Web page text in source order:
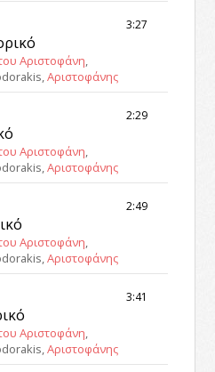
3:27
Αριστοφάνη,
Αριστοφάνης
2:29
Αριστοφάνη,
Αριστοφάνης
2:49
Αριστοφάνη,
Αριστοφάνης
3:41
Αριστοφάνη,
Αριστοφάνης